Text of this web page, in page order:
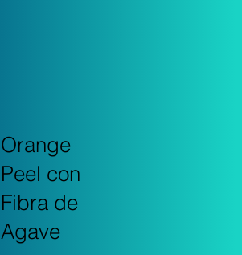
Orange
Peel con
Fibra de
Agave